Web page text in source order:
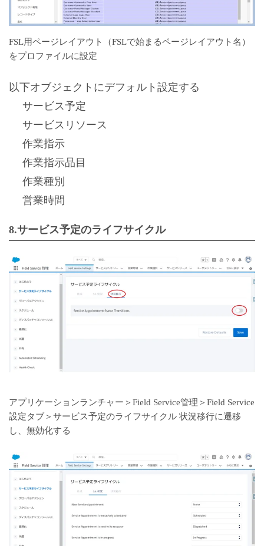
FSL用ページレイアウト（FSLで始まるページレイアウト名）
をプロファイルに設定
以下オブジェクトにデフォルト設定する
サービス予定
サービスリソース
作業指示
作業指示品目
作業種別
営業時間
8.サービス予定のライフサイクル
アプリケーションランチャー＞Field Service管理＞Field Service
設定タブ＞サービス予定のライフサイクル 状況移行に遷移
し、無効化する